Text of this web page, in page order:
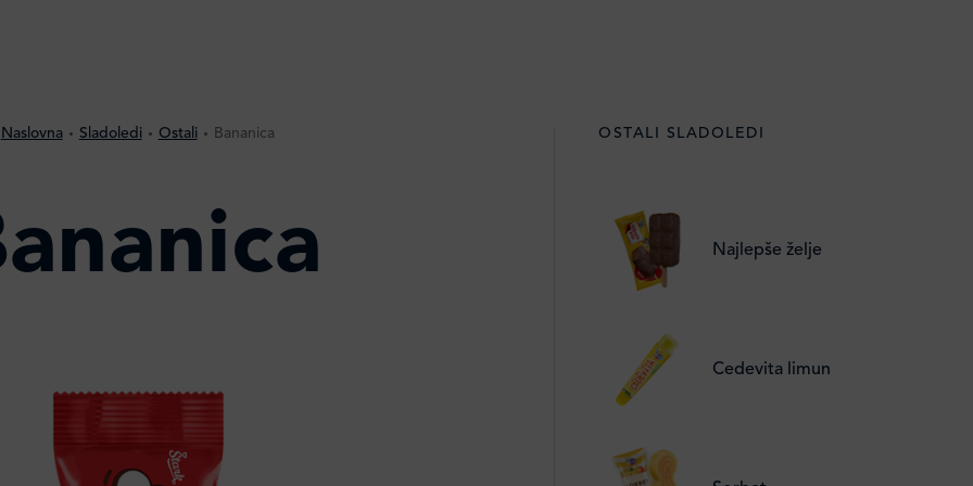
Naslovna Sladoledi Ostali Bananica OSTALI SLADOLEDI
Najlepše želje
Cedevita limun